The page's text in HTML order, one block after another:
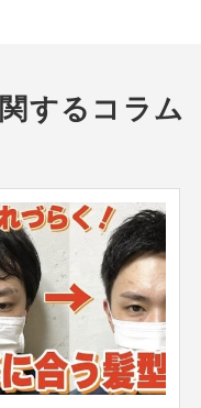
するコラム